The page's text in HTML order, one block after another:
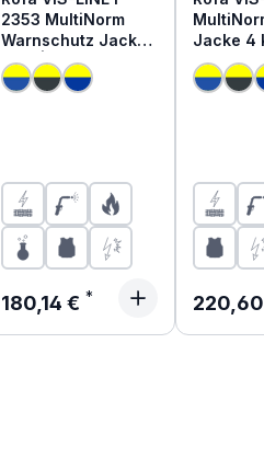
2353 MultiNorm
Warnschutz Jacke
4 kA | APC1
Regulärer Preis:
180,14 €
Jacke 4
APC2